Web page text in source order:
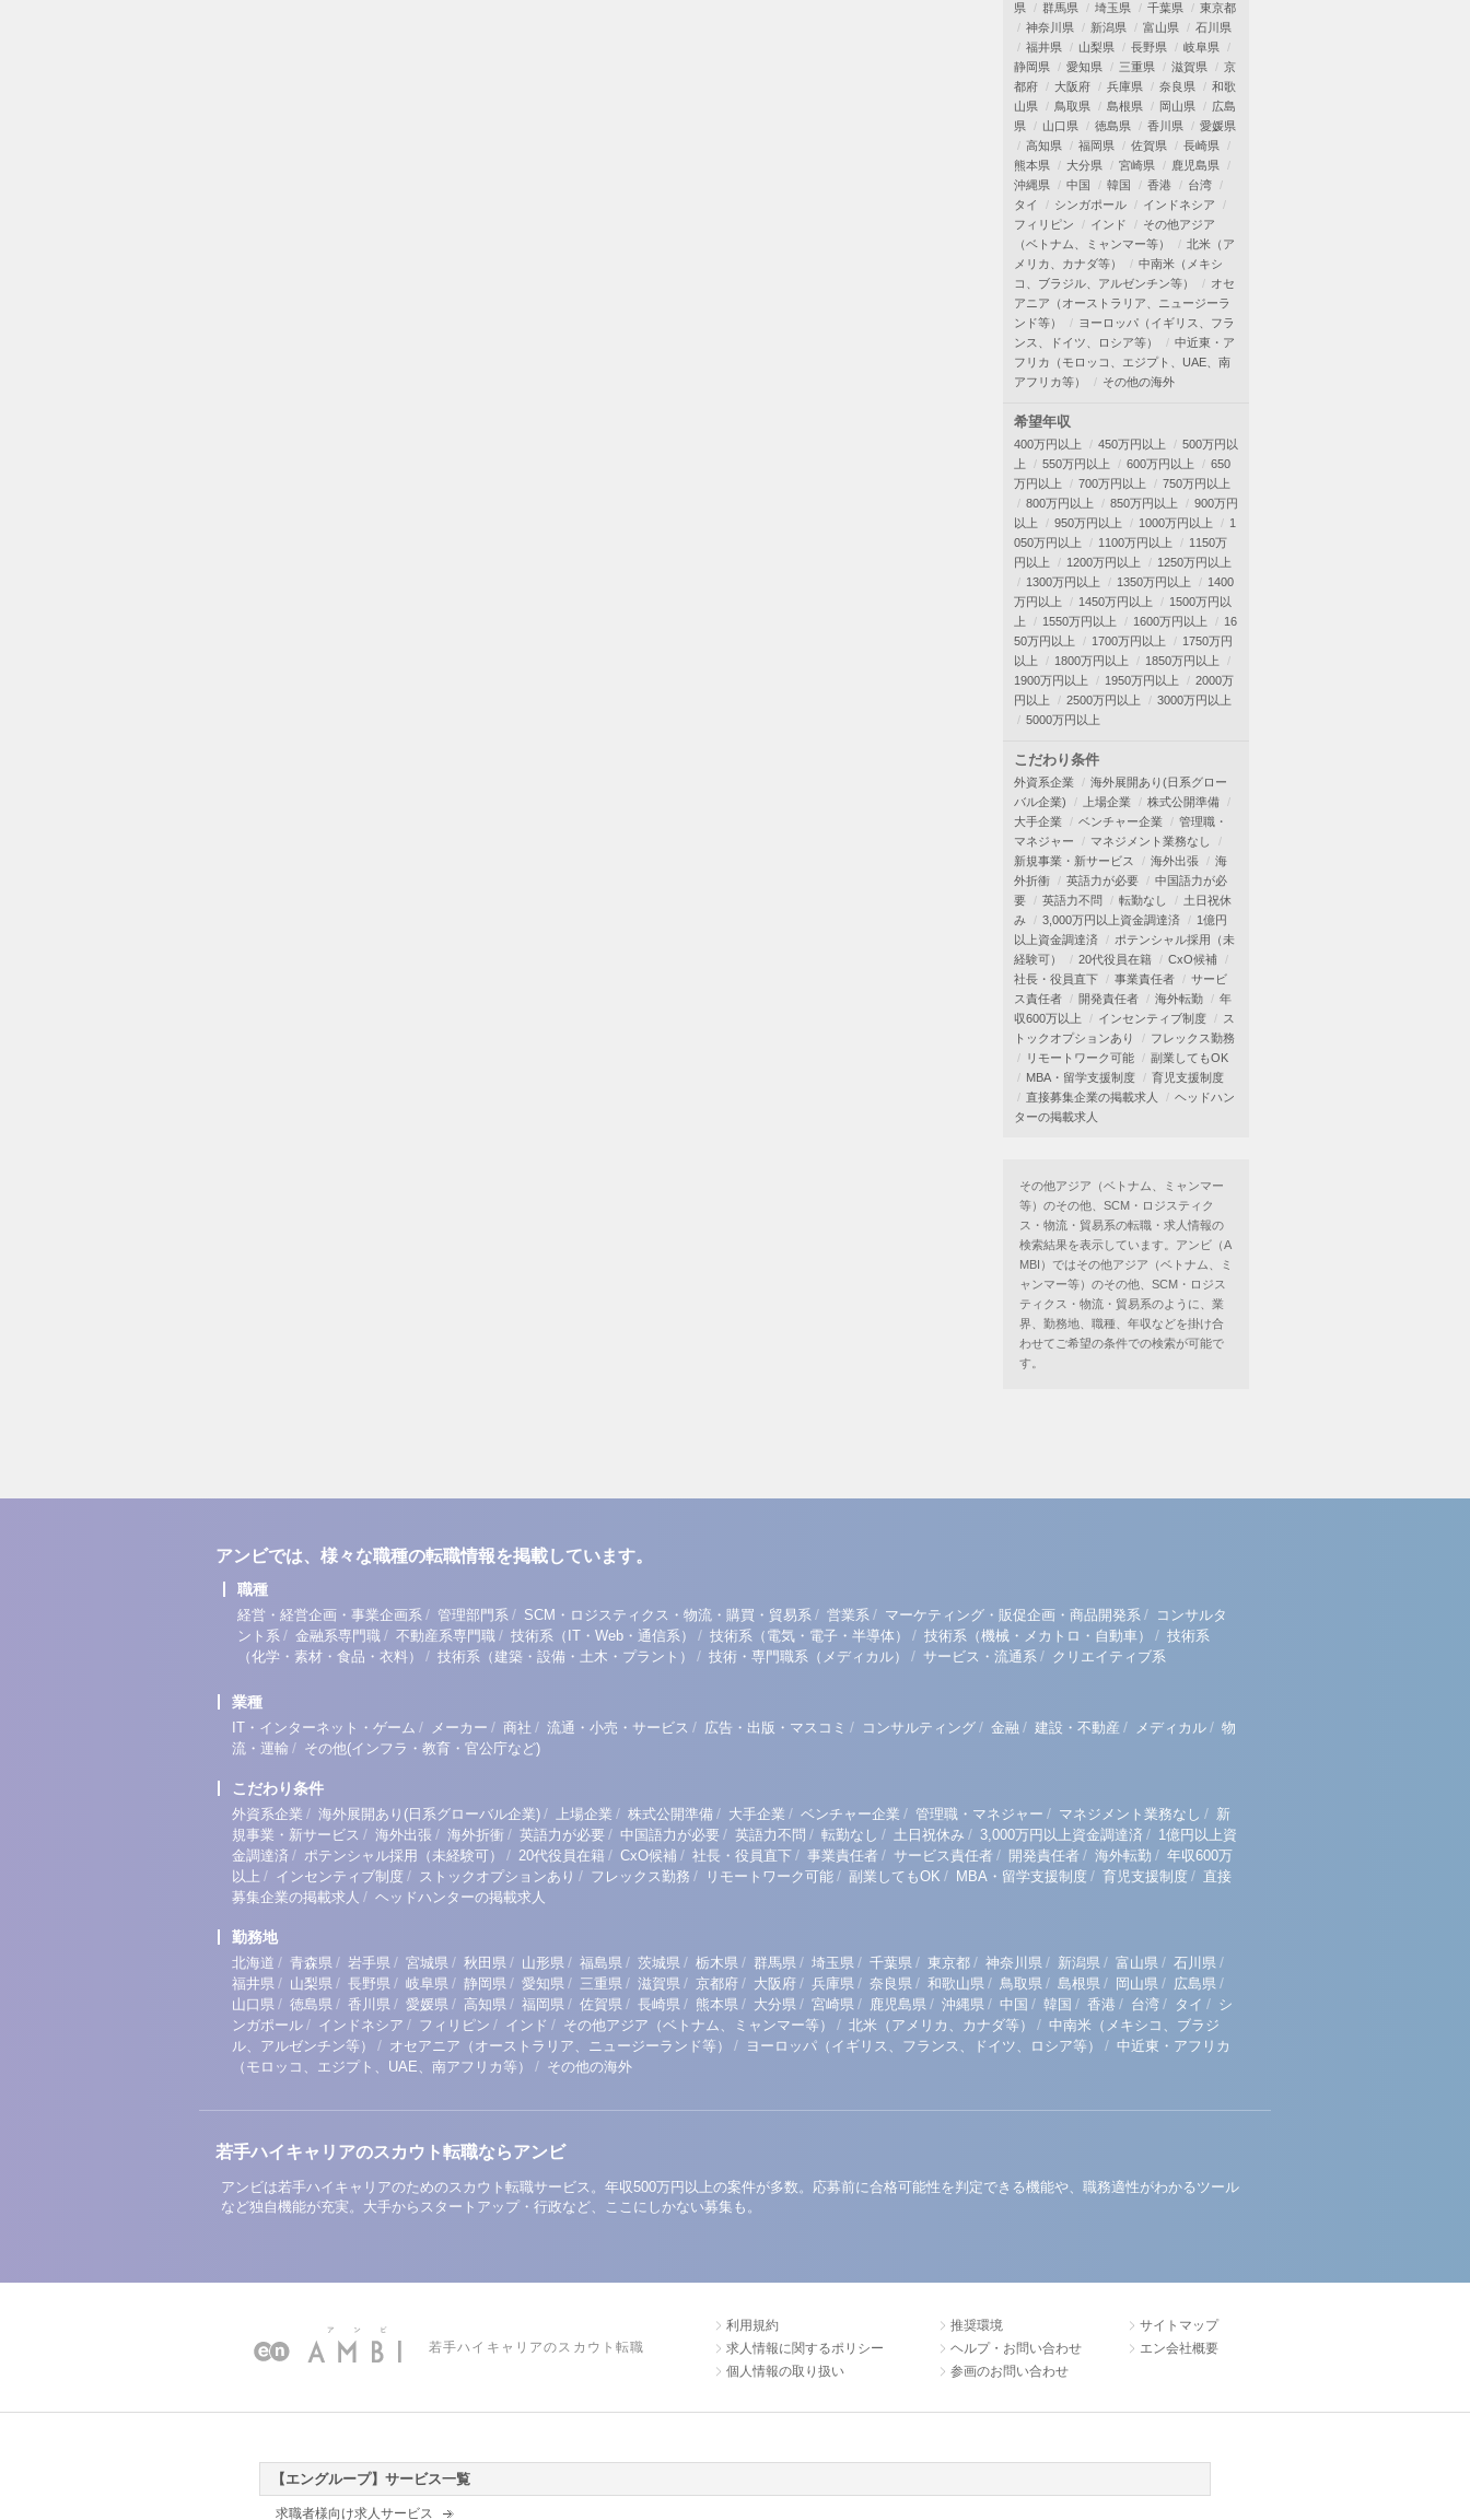
県
群馬県 埼玉県 千葉県
東京都
神奈川県
新潟県 富山県
石川県
福井県
山梨県 長野県
岐阜県
静岡県
愛知県 三重県 滋賀県
京
都府
大阪府 兵庫県 奈良県
和歌
山県
鳥取県 島根県 岡山県
広島
県
山口県 徳島県 香川県
愛媛県
高知県
福岡県 佐賀県
長崎県
熊本県
大分県 宮崎県
鹿児島県
沖縄県
中国 韓国 香港
台湾
タイ
シンガポール
インドネシア
フィリピン
インド
その他アジア
（ベトナム、ミャンマー等）
北米（ア
メリカ、カナダ等）
中南米（メキシ
コ、ブラジル、アルゼンチン等）
オセ
アニア（オーストラリア、ニュージーラ
ンド等）
ヨーロッパ（イギリス、フラ
ンス、ドイツ、ロシア等）
中近東・ア
フリカ（モロッコ、エジプト、UAE、南
アフリカ等）
その他の海外
希望年収
400万円以上 450万円以上
500万円以
上
550万円以上 600万円以上
650
万円以上
700万円以上
750万円以上
800万円以上
850万円以上
900万円
以上
950万円以上 1000万円以上
1
050万円以上
1100万円以上
1150万
円以上
1200万円以上
1250万円以上
1300万円以上
1350万円以上
1400
万円以上
1450万円以上
1500万円以
上
1550万円以上 1600万円以上
16
50万円以上
1700万円以上
1750万円
以上
1800万円以上
1850万円以上
1900万円以上
1950万円以上
2000万
円以上
2500万円以上
3000万円以上
5000万円以上
こだわり条件
外資系企業
海外展開あり(日系グロー
バル企業)
上場企業
株式公開準備
大手企業
ベンチャー企業
管理職・
マネジャー
マネジメント業務なし
新規事業・新サービス
海外出張
海
外折衝
英語力が必要
中国語力が必
要
英語力不問 転勤なし
土日祝休
み
3,000万円以上資金調達済
1億円
以上資金調達済
ポテンシャル採用（未
経験可）
20代役員在籍
CxO候補
社長・役員直下
事業責任者
サービ
ス責任者
開発責任者 海外転勤
年
収600万以上
インセンティブ制度
ス
トックオプションあり
フレックス勤務
リモートワーク可能
副業してもOK
MBA・留学支援制度
育児支援制度
直接募集企業の掲載求人
ヘッドハン
ターの掲載求人
その他アジア（ベトナム、ミャンマー
等）のその他、SCM・ロジスティク
ス・物流・貿易系の転職・求人情報の
検索結果を表示しています。アンビ（A
MBI）ではその他アジア（ベトナム、ミ
ャンマー等）のその他、SCM・ロジス
ティクス・物流・貿易系のように、業
界、勤務地、職種、年収などを掛け合
わせてご希望の条件での検索が可能で
す。
アンビでは、様々な職種の転職情報を掲載しています。
職種
経営・経営企画・事業企画系 / 管理部門系 / SCM・ロジスティクス・物流・購買・貿易系 / 営業系 / マーケティング・販促企画・商品開発系 / コンサルタ
ント系 / 金融系専門職 / 不動産系専門職 / 技術系（IT・Web・通信系） / 技術系（電気・電子・半導体） / 技術系（機械・メカトロ・自動車） / 技術系
（化学・素材・食品・衣料）
/ 技術系（建築・設備・土木・プラント） / 技術・専門職系（メディカル） / サービス・流通系 / クリエイティブ系
業種
IT・インターネット・ゲーム / メーカー / 商社 / 流通・小売・サービス / 広告・出版・マスコミ / コンサルティング / 金融 / 建設・不動産 / メディカル / 物
流・運輸 / その他(インフラ・教育・官公庁など)
こだわり条件
外資系企業 / 海外展開あり(日系グローバル企業) / 上場企業 / 株式公開準備 / 大手企業 / ベンチャー企業 / 管理職・マネジャー / マネジメント業務なし / 新
規事業・新サービス / 海外出張 / 海外折衝 / 英語力が必要 / 中国語力が必要 / 英語力不問 / 転勤なし / 土日祝休み / 3,000万円以上資金調達済 / 1億円以上資
金調達済 / ポテンシャル採用（未経験可） / 20代役員在籍 / CxO候補 / 社長・役員直下 / 事業責任者 / サービス責任者 / 開発責任者 / 海外転勤 / 年収600万
以上 / インセンティブ制度 / ストックオプションあり / フレックス勤務 / リモートワーク可能 / 副業してもOK / MBA・留学支援制度 / 育児支援制度 / 直接
募集企業の掲載求人 / ヘッドハンターの掲載求人
勤務地
北海道 / 青森県 / 岩手県 / 宮城県 / 秋田県 / 山形県 / 福島県 / 茨城県 / 栃木県 / 群馬県 / 埼玉県 / 千葉県 / 東京都 / 神奈川県 / 新潟県 / 富山県 / 石川県 /
福井県 / 山梨県 / 長野県 / 岐阜県 / 静岡県 / 愛知県 / 三重県 / 滋賀県 / 京都府 / 大阪府 / 兵庫県 / 奈良県 / 和歌山県 / 鳥取県 / 島根県 / 岡山県 / 広島県 /
山口県 / 徳島県 / 香川県 / 愛媛県 / 高知県 / 福岡県 / 佐賀県 / 長崎県 / 熊本県 / 大分県 / 宮崎県 / 鹿児島県 / 沖縄県 / 中国 / 韓国 / 香港 / 台湾 / タイ / シ
ンガポール / インドネシア / フィリピン / インド / その他アジア（ベトナム、ミャンマー等） / 北米（アメリカ、カナダ等） / 中南米（メキシコ、ブラジ
ル、アルゼンチン等）
/ オセアニア（オーストラリア、ニュージーランド等） / ヨーロッパ（イギリス、フランス、ドイツ、ロシア等） / 中近東・アフリカ
（モロッコ、エジプト、UAE、南アフリカ等）
/ その他の海外
若手ハイキャリアのスカウト転職ならアンビ
アンビは若手ハイキャリアのためのスカウト転職サービス。年収500万円以上の案件が多数。応募前に合格可能性を判定できる機能や、職務適性がわかるツール
など独自機能が充実。大手からスタートアップ・行政など、ここにしかない募集も。
若手ハイキャリアのスカウト転職
利用規約
求人情報に関するポリシー
個人情報の取り扱い
推奨環境
ヘルプ・お問い合わせ
参画のお問い合わせ
サイトマップ
エン会社概要
【エングループ】サービス一覧
求職者様向け求人サービス